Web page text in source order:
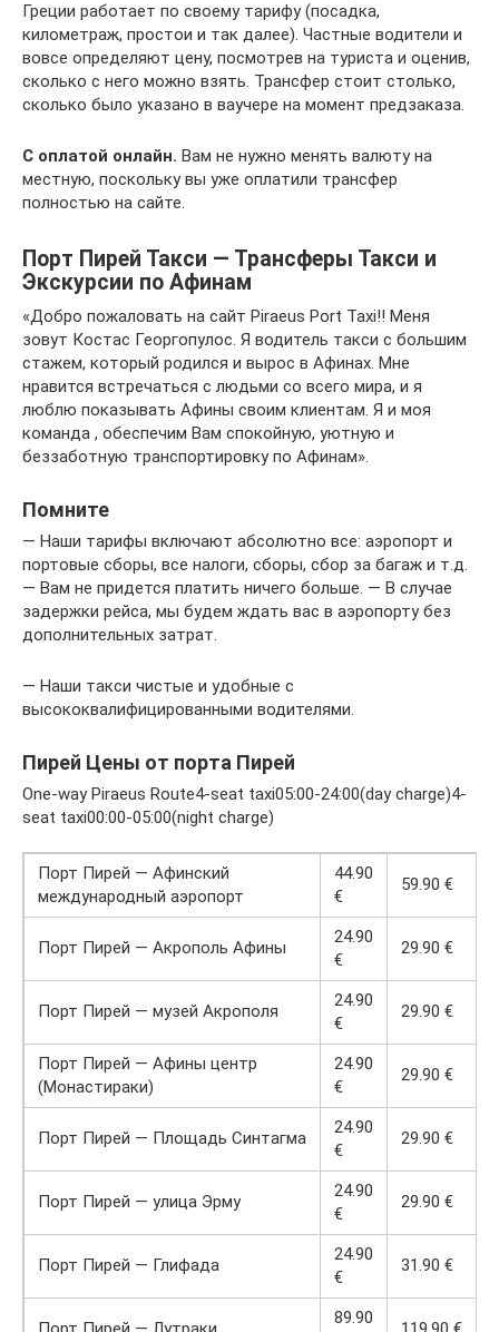
Греции работает по своему тарифу (посадка,
километраж, простои и так далее). Частные водители и
вовсе определяют цену, посмотрев на туриста и оценив,
сколько с него можно взять. Трансфер стоит столько,
сколько было указано в ваучере на момент предзаказа.
С оплатой онлайн. Вам не нужно менять валюту на
местную, поскольку вы уже оплатили трансфер
полностью на сайте.
Порт Пирей Такси — Трансферы Такси и
Экскурсии по Афинам
«Добро пожаловать на сайт Piraeus Port Taxi!! Меня
зовут Костас Георгопулос. Я водитель такси с большим
стажем, который родился и вырос в Афинах. Мне
нравится встречаться с людьми со всего мира, и я
люблю показывать Афины своим клиентам. Я и моя
команда , обеспечим Вам спокойную, уютную и
беззаботную транспортировку по Афинам».
Помните
— Наши тарифы включают абсолютно все: аэропорт и
портовые сборы, все налоги, сборы, сбор за багаж и т.д.
— Вам не придется платить ничего больше. — В случае
задержки рейса, мы будем ждать вас в аэропорту без
дополнительных затрат.
— Наши такси чистые и удобные с
высококвалифицированными водителями.
Пирей Цены от порта Пирей
One-way Piraeus Route4-seat taxi05:00-24:00(day charge)4-
seat taxi00:00-05:00(night charge)
Порт Пирей — Афинский
международный аэропорт
44.90
€
59.90 €
Порт Пирей — Акрополь Афины
24.90
€
29.90 €
Порт Пирей — музей Акрополя
24.90
€
29.90 €
Порт Пирей — Афины центр
(Монастираки)
24.90
€
29.90 €
Порт Пирей — Площадь Синтагма
24.90
€
29.90 €
Порт Пирей — улица Эрму
24.90
€
29.90 €
Порт Пирей — Глифада
24.90
€
31.90 €
89.90